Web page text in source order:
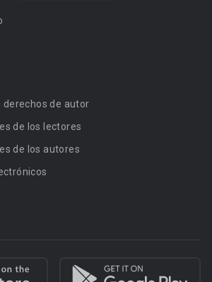
derechos de autor
de los lectores
de los autores